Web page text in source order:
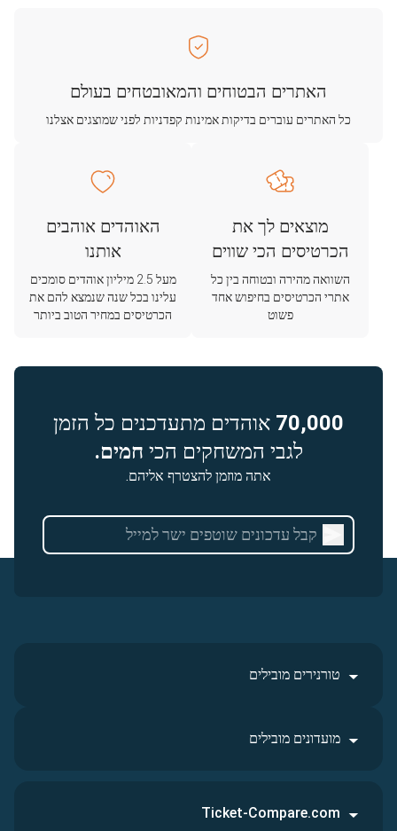
האתרים הבטוחים והמאובטחים בעולם
כל האתרים עוברים בדיקות אמינות קפדניות לפני שמוצגים אצלנו
מוצאים לך את
הכרטיסים הכי שווים
השוואה מהירה ובטוחה בין כל
אתרי הכרטיסים בחיפוש אחד
פשוט
האוהדים אוהבים
אותנו
מעל 2.5 מיליון אוהדים סומכים
עלינו בכל שנה שנמצא להם את
הכרטיסים במחיר הטוב ביותר
70,000 אוהדים מתעדכנים כל הזמן
לגבי המשחקים הכי חמים.
אתה מוזמן להצטרף אליהם.
טורנירים מובילים
מועדונים מובילים
Ticket-Compare.com